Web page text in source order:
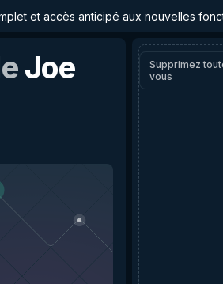
et accès anticipé aux nouvelles
Joe
Supprimez
vous